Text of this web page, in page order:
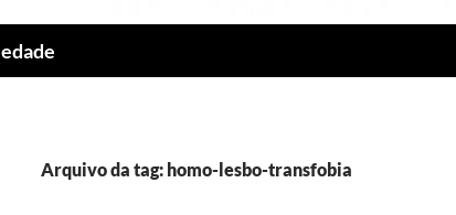
Arquivo da tag: homo-lesbo-transfobia